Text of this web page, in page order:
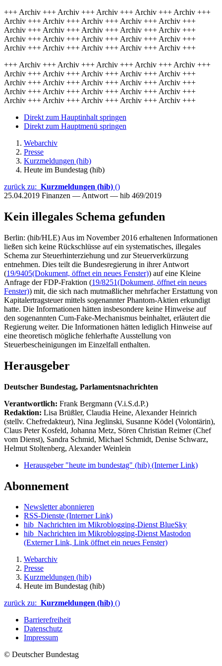
+++ Archiv +++ Archiv +++ Archiv +++ Archiv +++ Archiv +++
Archiv +++ Archiv +++ Archiv +++ Archiv +++ Archiv +++
Archiv +++ Archiv +++ Archiv +++ Archiv +++ Archiv +++
Archiv +++ Archiv +++ Archiv +++ Archiv +++ Archiv +++
Archiv +++ Archiv +++ Archiv +++ Archiv +++ Archiv +++
+++ Archiv +++ Archiv +++ Archiv +++ Archiv +++ Archiv +++
Archiv +++ Archiv +++ Archiv +++ Archiv +++ Archiv +++
Archiv +++ Archiv +++ Archiv +++ Archiv +++ Archiv +++
Archiv +++ Archiv +++ Archiv +++ Archiv +++ Archiv +++
Archiv +++ Archiv +++ Archiv +++ Archiv +++ Archiv +++
Direkt zum Hauptinhalt springen
Direkt zum Hauptmenü springen
Webarchiv
Presse
Kurzmeldungen (hib)
Heute im Bundestag (hib)
zurück zu: Kurzmeldungen (hib) ()
25.04.2019 Finanzen — Antwort — hib 469/2019
Kein illegales Schema gefunden
Berlin: (hib/HLE) Aus im November 2016 erhaltenen Informationen
ließen sich keine Rückschlüsse auf ein systematisches, illegales
Schema zur Steuerhinterziehung und zur Steuerverkürzung
entnehmen. Dies teilt die Bundesregierung in ihrer Antwort
(19/9405(Dokument, öffnet ein neues Fenster)) auf eine Kleine
Anfrage der FDP-Fraktion (19/8251(Dokument, öffnet ein neues
Fenster)) mit, die sich nach mutmaßlicher mehrfacher Erstattung von
Kapitalertragsteuer mittels sogenannter Phantom-Aktien erkundigt
hatte. Die Informationen hätten insbesondere keine Hinweise auf
den sogenannten Cum-Fake-Mechanismus beinhaltet, erläutert die
Regierung weiter. Die Informationen hätten lediglich Hinweise auf
eine theoretisch mögliche fehlerhafte Ausstellung von
Steuerbescheinigungen im Einzelfall enthalten.
Herausgeber
Deutscher Bundestag, Parlamentsnachrichten
Verantwortlich: Frank Bergmann (V.i.S.d.P.)
Redaktion: Lisa Brüßler, Claudia Heine, Alexander Heinrich
(stellv. Chefredakteur), Nina Jeglinski, Susanne Ködel (Volontärin),
Claus Peter Kosfeld, Johanna Metz, Sören Christian Reimer (Chef
vom Dienst), Sandra Schmid, Michael Schmidt, Denise Schwarz,
Helmut Stoltenberg, Alexander Weinlein
Herausgeber "heute im bundestag" (hib) (Interner Link)
Abonnement
Newsletter abonnieren
RSS-Dienste (Interner Link)
hib_Nachrichten im Mikroblogging-Dienst BlueSky
hib_Nachrichten im Mikroblogging-Dienst Mastodon
(Externer Link, Link öffnet ein neues Fenster)
Webarchiv
Presse
Kurzmeldungen (hib)
Heute im Bundestag (hib)
zurück zu: Kurzmeldungen (hib) ()
Barrierefreiheit
Datenschutz
Impressum
© Deutscher Bundestag